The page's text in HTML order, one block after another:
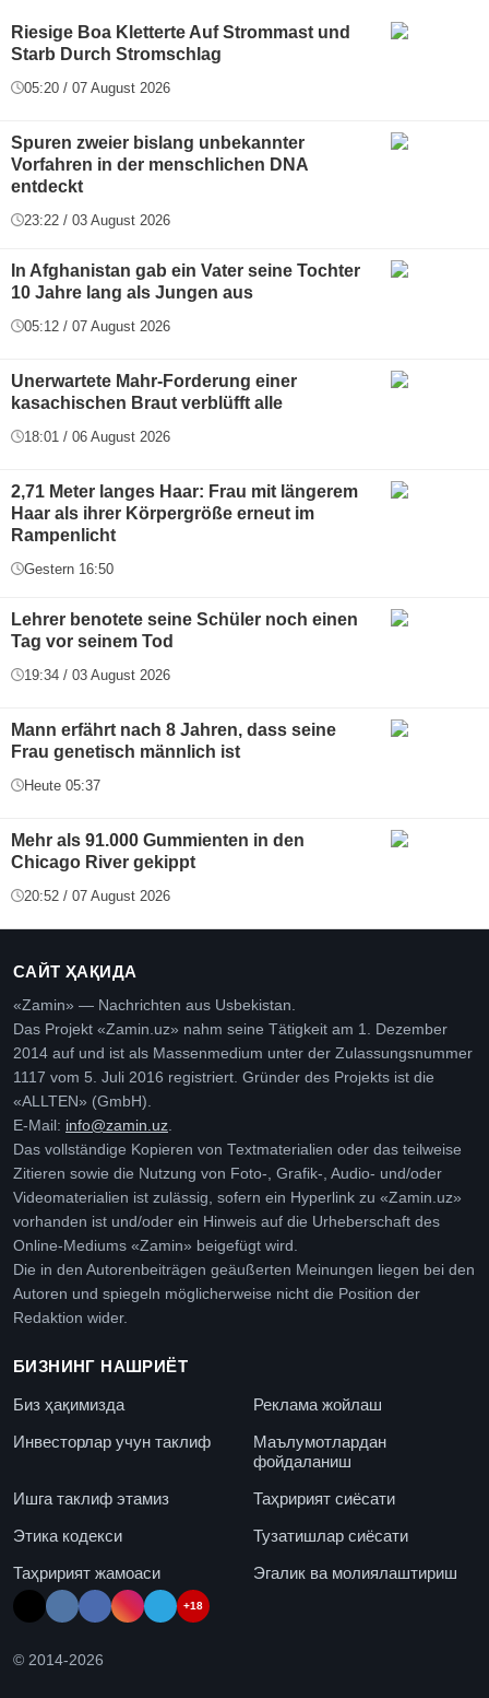
Riesige Boa Kletterte Auf Strommast und
Starb Durch Stromschlag
05:20 / 07 August 2026
Spuren zweier bislang unbekannter
Vorfahren in der menschlichen DNA
entdeckt
23:22 / 03 August 2026
In Afghanistan gab ein Vater seine Tochter
10 Jahre lang als Jungen aus
05:12 / 07 August 2026
Unerwartete Mahr-Forderung einer
kasachischen Braut verblüfft alle
18:01 / 06 August 2026
2,71 Meter langes Haar: Frau mit längerem
Haar als ihrer Körpergröße erneut im
Rampenlicht
Gestern 16:50
Lehrer benotete seine Schüler noch einen
Tag vor seinem Tod
19:34 / 03 August 2026
Mann erfährt nach 8 Jahren, dass seine
Frau genetisch männlich ist
Heute 05:37
Mehr als 91.000 Gummienten in den
Chicago River gekippt
20:52 / 07 August 2026
САЙТ ҲАҚИДА
«Zamin» — Nachrichten aus Usbekistan.
Das Projekt «Zamin.uz» nahm seine Tätigkeit am 1. Dezember
2014 auf und ist als Massenmedium unter der Zulassungsnummer
1117 vom 5. Juli 2016 registriert. Gründer des Projekts ist die
«ALLTEN» (GmbH).
E-Mail: info@zamin.uz
Das vollständige Kopieren von Textmaterialien oder das teilweise
Zitieren sowie die Nutzung von Foto-, Grafik-, Audio- und/oder
Videomaterialien ist zulässig, sofern ein Hyperlink zu «Zamin.uz»
vorhanden ist und/oder ein Hinweis auf die Urheberschaft des
Online-Mediums «Zamin» beigefügt wird.
Die in den Autorenbeiträgen geäußerten Meinungen liegen bei den
Autoren und spiegeln möglicherweise nicht die Position der
Redaktion wider.
БИЗНИНГ НАШРИЁТ
Биз ҳақимизда
Реклама жойлаш
Инвесторлар учун таклиф
Маълумотлардан
фойдаланиш
Ишга таклиф этамиз
Таҳририят сиёсати
Этика кодекси
Тузатишлар сиёсати
Таҳририят жамоаси
Эгалик ва молиялаштириш
+18
© 2014-2026